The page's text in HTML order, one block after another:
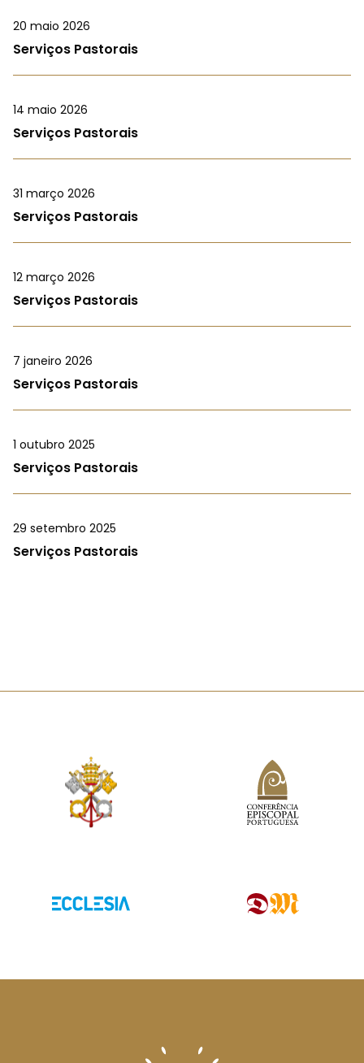
20 maio 2026
Serviços Pastorais
14 maio 2026
Serviços Pastorais
31 março 2026
Serviços Pastorais
12 março 2026
Serviços Pastorais
7 janeiro 2026
Serviços Pastorais
1 outubro 2025
Serviços Pastorais
29 setembro 2025
Serviços Pastorais